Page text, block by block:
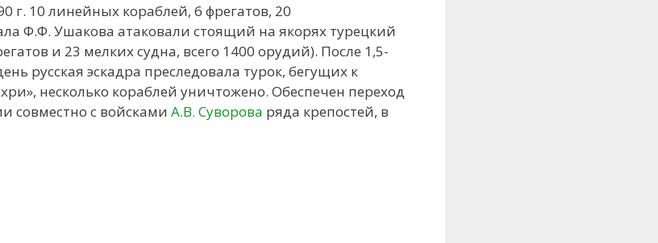
г. 10 линейных кораблей, 6 фрегатов, 20
Ф.Ф. Ушакова атаковали стоящий на якорях турецкий
и 23 мелких судна, всего 1400 орудий). После 1,5-
русская эскадра преследовала турок, бегущих к
несколько кораблей уничтожено. Обеспечен переход
совместно с войсками А.В. Суворова ряда крепостей, в